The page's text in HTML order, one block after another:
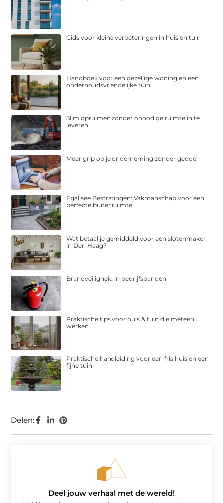
Delen:
Gids voor kleine verbeteringen in huis en tuin
Handboek voor een gezellige woning en een
onderhoudsvriendelijke tuin
Slim opruimen zonder onnodige ruimte in te
leveren
Meer grip op je onderneming zonder gedoe
Egalisee Bestratingen: Vakmanschap voor een
perfecte buitenruimte
Wat betaal je gemiddeld voor een slotenmaker
in Den Haag?
Brandveiligheid in bedrijfspanden
Praktische tips voor huis & tuin die meteen
werken
Praktische handleiding voor een fris huis en een
fijne tuin
Deel jouw verhaal met de wereld!